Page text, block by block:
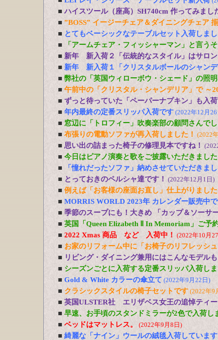
■ ハイスツール（座高）SH740cm 作ってみまし
■ ”BOSS” イージーチェア＆ダイニングチェア
■ とてもベーシックなテーブルセット入荷しま
■
「アームチェア・フィッシャーマン」と言う
■ 新年 新入荷２「伝統的なスタイル」はサロ
■ 新年 新入荷１「クリスタルボールのシャン
■ 弊社の「英国ウィローボウ・シェード」の照
■ 午前中の「クリスタル・シャンデリア」で ～
■ ずっと待っていた「ペーパーナプキン」も入
■ 年内最終の定番スリッパ入荷です (2022年12月
■ 窓辺に「トロフィー」吹奏楽部の顧問さんで
■ 布張りの電動ソファが再入荷しました！ (2022
■ 思い出の詰まった椅子の修理見本ですね！
■ 今日はピアノ演奏と歌をご披露いただきまし
■
「憧れだったソファ」納めさせていただきま
■ とっておきのペルシャ達です！ (2022年12月1日)
■ 例えば「お客様の座面お直し」仕上がりました
■ MORRIS WORLD 2023年 カレンダー販売中
■ 季節のスープにも！大きめ 「カップ＆ソーサ
■ 英国「Queen Elizabeth Ⅱ In Memoriam」ご予
■ 2022 Xmas 商品 など 入荷中！ (2022年10月
■ お家のリフォーム中に「お椅子のリフレッシ
■ リビング・ダイニング兼用にはこんなモデルも
■ シーズンごとに入荷する定番スリッパ入荷し
■ Gold & White カラーの傘立て (2022年9月22日)
■ クラシックスタイルの椅子セットです (2022年9
■ 英国ULSTER社 エリザベス女王の追悼ティ
■ 早速、お手頃のスタンドミラーが2色で入荷し
■ ベッドはマットレス。 (2022年9月8日)
■ 綺麗な「ナイン」ウールの絨毯入荷しています